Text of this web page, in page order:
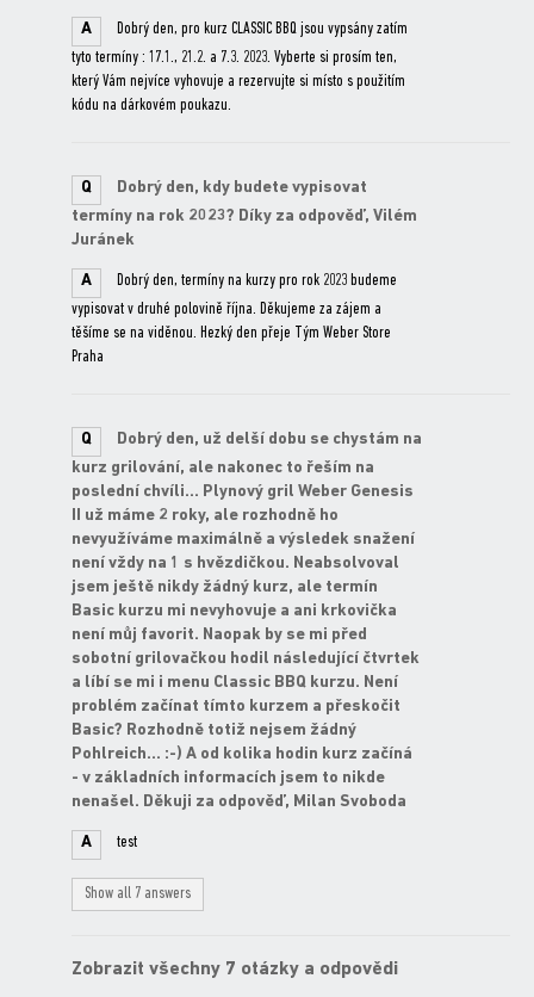
A
Dobrý den, pro kurz CLASSIC BBQ jsou vypsány zatím
tyto termíny : 17.1., 21.2. a 7.3. 2023. Vyberte si prosím ten,
který Vám nejvíce vyhovuje a rezervujte si místo s použitím
kódu na dárkovém poukazu.
Q
Dobrý den, kdy budete vypisovat
termíny na rok 2023? Díky za odpověď, Vilém
Juránek
A
Dobrý den, termíny na kurzy pro rok 2023 budeme
vypisovat v druhé polovině října. Děkujeme za zájem a
těšíme se na viděnou. Hezký den přeje Tým Weber Store
Praha
Q
Dobrý den, už delší dobu se chystám na
kurz grilování, ale nakonec to řeším na
poslední chvíli... Plynový gril Weber Genesis
II už máme 2 roky, ale rozhodně ho
nevyužíváme maximálně a výsledek snažení
není vždy na 1 s hvězdičkou. Neabsolvoval
jsem ještě nikdy žádný kurz, ale termín
Basic kurzu mi nevyhovuje a ani krkovička
není můj favorit. Naopak by se mi před
sobotní grilovačkou hodil následující čtvrtek
a líbí se mi i menu Classic BBQ kurzu. Není
problém začínat tímto kurzem a přeskočit
Basic? Rozhodně totiž nejsem žádný
Pohlreich... :-) A od kolika hodin kurz začíná
- v základních informacích jsem to nikde
nenašel. Děkuji za odpověď, Milan Svoboda
A test
Show all 7 answers
Zobrazit všechny 7 otázky a odpovědi